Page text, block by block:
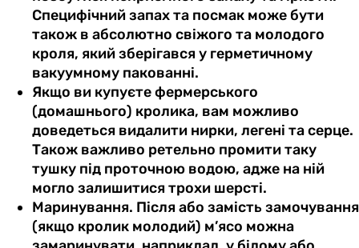
Специфічний запах та посмак може бути
також в абсолютно свіжого та молодого
кроля, який зберігався у герметичному
вакуумному пакованні.
Якщо ви купуєте фермерського
(домашнього) кролика, вам можливо
доведеться видалити нирки, легені та серце.
Також важливо ретельно промити таку
тушку під проточною водою, адже на ній
могло залишитися трохи шерсті.
Маринування. Після або замість замочування
(якщо кролик молодий) м’ясо можна